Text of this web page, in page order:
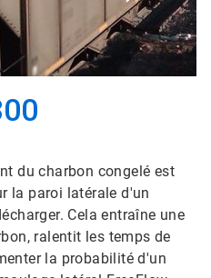
du charbon congelé est
la paroi latérale d'un
Cela entraîne une
ralentit les temps de
la probabilité d'un